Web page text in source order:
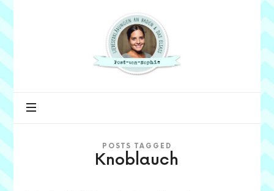
Post
von
Sophie
POSTS TAGGED
Knoblauch